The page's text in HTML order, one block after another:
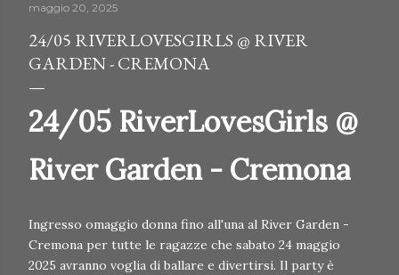
maggio 20, 2025
24/05 RIVERLOVESGIRLS @ RIVER
GARDEN - CREMONA
24/05 RiverLovesGirls @
River Garden - Cremona
Ingresso omaggio donna fino all'una al River Garden -
Cremona per tutte le ragazze che sabato 24 maggio
2025 avranno voglia di ballare e divertirsi. Il party è